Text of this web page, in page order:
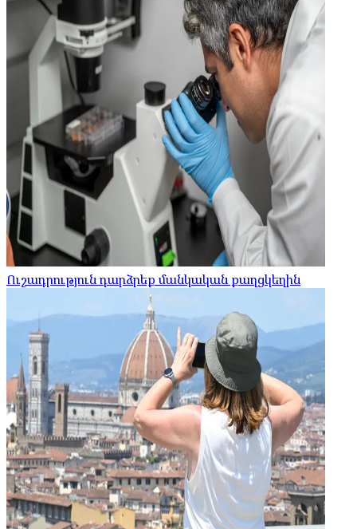
Ուշադրություն դարձրեք մանկական քաղցկեղին